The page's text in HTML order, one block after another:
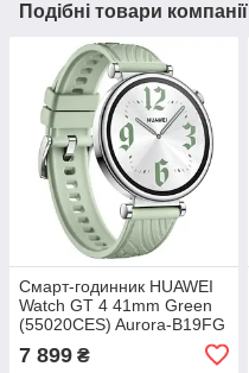
Подібні товари компанії
Смарт-годинник HUAWEI
Watch GT 4 41mm Green
(55020CES) Aurora-B19FG
7 899 ₴